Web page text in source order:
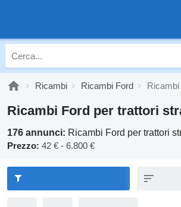
Ricambi Ricambi Ford
Ricambi Ford per trattori
176 annunci: Ricambi Ford per trattori
Prezzo: 42 € - 6.800 €